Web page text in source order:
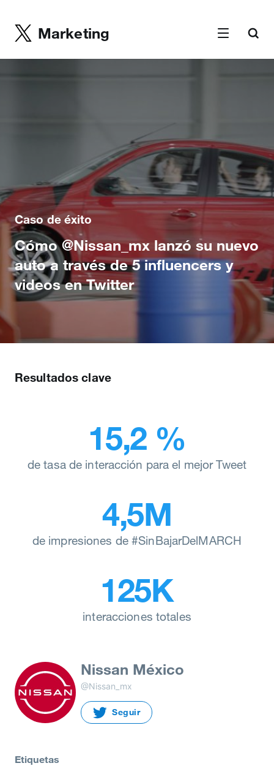
Marketing
Caso de éxito
Cómo @Nissan_mx lanzó su nuevo
auto a través de 5 influencers y
videos en Twitter
Resultados clave
15,2 %
de tasa de interacción para el mejor Tweet
4,5M
de impresiones de #SinBajarDelMARCH
125K
interacciones totales
Nissan México
@Nissan_mx
Seguir
Etiquetas